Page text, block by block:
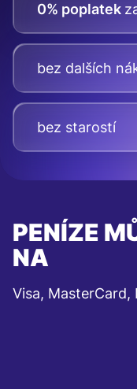
0% poplatek
bez dalších
bez starostí
PENÍZE
NA
Visa, MasterCard,